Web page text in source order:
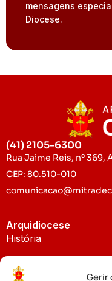
Gerir
mensagens
Diocese.
(41) 2105-6300
Rua Jaime Reis, nº 369,
CEP: 80.510-010
Arquidiocese
História
Padroeira